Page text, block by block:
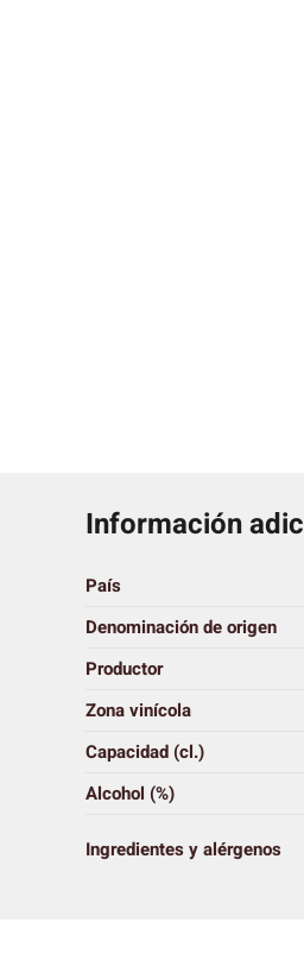
Información
País
Denominación de origen
Productor
Zona vinícola
Capacidad (cl.)
Alcohol (%)
Ingredientes y alérgenos